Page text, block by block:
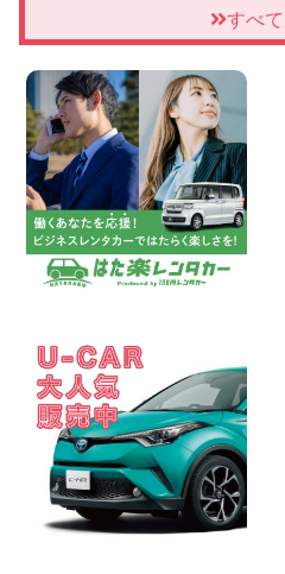
人気の『 軽 ト
に♪ 広島県 ベ
★WRX 作業紹
ー店
横浜弥生台店
のお知らせ!! 神
2026三河安城
☆ お盆特別乗
戸店
佐渡でのドライ
ご注意くださ
すべ